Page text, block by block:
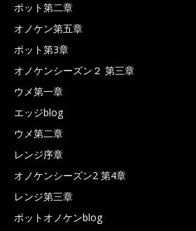
ポット第二章
オノケン第五章
ポット第3章
オノケンシーズン２ 第三章
ウメ第一章
エッジblog
ウメ第二章
レンジ序章
オノケンシーズン2 第4章
レンジ第三章
ポットオノケンblog